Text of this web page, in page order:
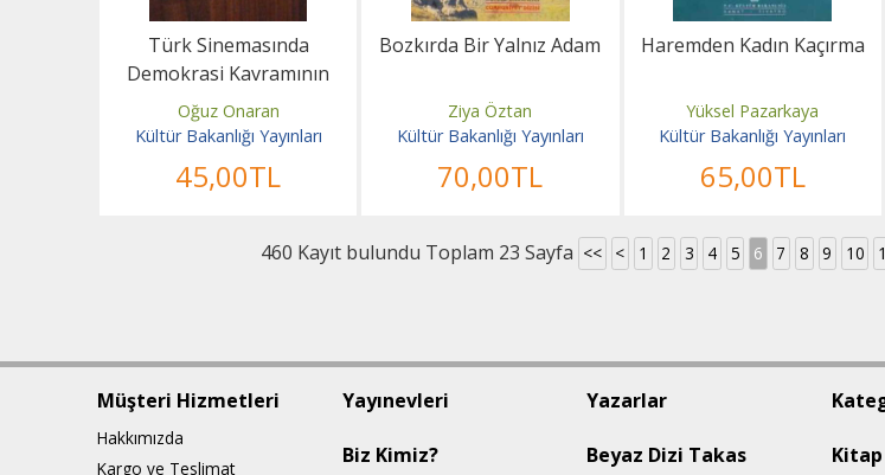
Türk Sinemasında
Demokrasi Kavramının
Gelişmesi
Oğuz Onaran
Kültür Bakanlığı Yayınları
45,00TL
Bozkırda Bir Yalnız Adam
Ziya Öztan
Kültür Bakanlığı Yayınları
70,00TL
Haremden Kadın Kaçırma
Yüksel Pazarkaya
Kültür Bakanlığı Yayınları
65,00TL
460 Kayıt bulundu Toplam 23 Sayfa << < 1 2 3 4 5 6 7 8 9 10
Müşteri Hizmetleri
Hakkımızda
Kargo ve Teslimat
Yayınevleri Yazarlar
Biz Kimiz? Beyaz Dizi Takas Kitap